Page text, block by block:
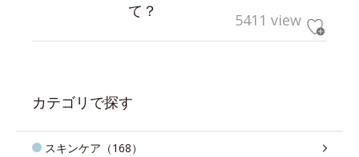
て？
5411 view
カテゴリで探す
スキンケア（168）